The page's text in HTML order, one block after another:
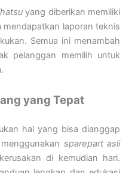
yang diberikan memiliki
laporan teknis
Semua ini menambah
pelanggan memilih untuk
yang Tepat
hal yang bisa dianggap
sparepart asli
di kemudian hari.